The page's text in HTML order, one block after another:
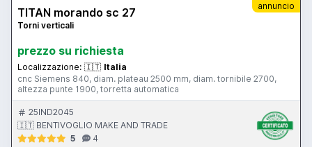
annuncio
TITAN morando sc 27
Torni verticali
prezzo su richiesta
Localizzazione: 🇮🇹 Italia
cnc Siemens 840, diam. plateau 2500 mm, diam. tornibile 2700,
altezza punte 1900, torretta automatica
25IND2045
🇮🇹 BENTIVOGLIO MAKE AND TRADE
5
4